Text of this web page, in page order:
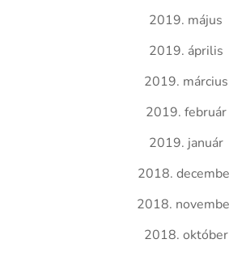
2019. május
2019. április
2019. március
2019. február
2019. január
2018.
2018.
2018. október